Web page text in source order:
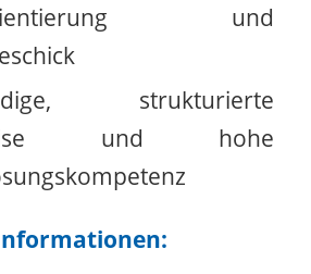
und
strukturierte
und hohe